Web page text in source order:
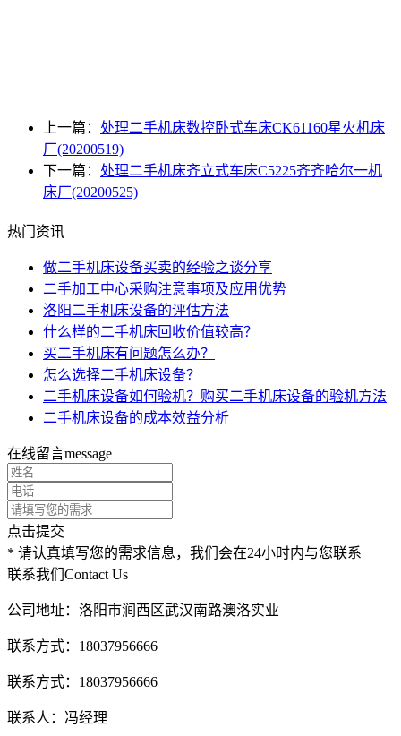
上一篇： 处理二手机床数控卧式车床CK61160星火机床
厂(20200519)
下一篇： 处理二手机床齐立式车床C5225齐齐哈尔一机
床厂(20200525)
热门资讯
做二手机床设备买卖的经验之谈分享
二手加工中心采购注意事项及应用优势
洛阳二手机床设备的评估方法
什么样的二手机床回收价值较高？
买二手机床有问题怎么办？
怎么选择二手机床设备？
二手机床设备如何验机？购买二手机床设备的验机方法
二手机床设备的成本效益分析
在线留言message
点击提交
* 请认真填写您的需求信息，我们会在24小时内与您联系
联系我们 Contact Us
公司地址：洛阳市涧西区武汉南路澳洛实业
联系方式：18037956666
联系方式：18037956666
联系人：冯经理